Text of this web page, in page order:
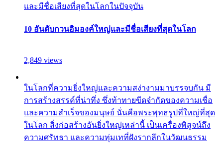
และมีชื่อเสียงที่สุดในโลกในปัจจุบัน
10 อันดับกวนอิมองค์ใหญ่และมีชื่อเสียงที่สุดในโลก
2,849 views
ในโลกที่ความยิ่งใหญ่และความสง่างามมาบรรจบกัน มี
การสร้างสรรค์ที่น่าทึ่ง ซึ่งท้าทายขีดจำกัดของความเชื่อ
และความสำเร็จของมนุษย์ นั่นคือพระพุทธรูปที่ใหญ่ที่สุด
ในโลก สิ่งก่อสร้างอันยิ่งใหญ่เหล่านี้ เป็นเครื่องพิสูจน์ถึง
ความศรัทธา และความทุ่มเทที่ฝังรากลึกในวัฒนธรรม